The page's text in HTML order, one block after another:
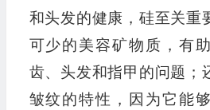
和头发的健康，硅至关重
可少的美容矿物质，有
齿、头发和指甲的问题；
皱纹的特性，因为它能